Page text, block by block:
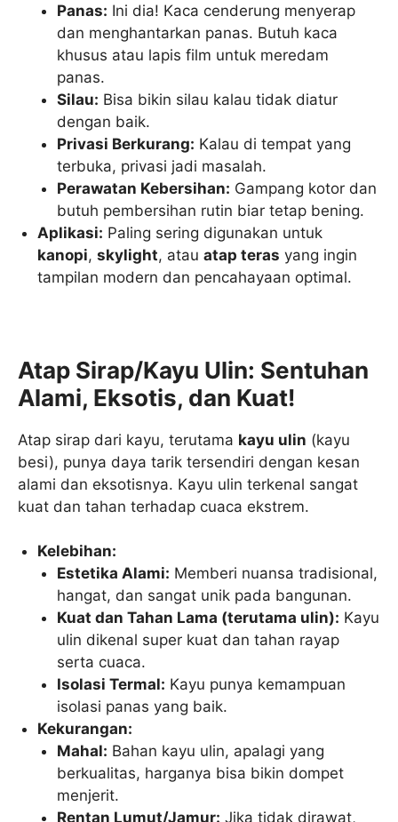
Panas: Ini dia! Kaca cenderung menyerap
dan menghantarkan panas. Butuh kaca
khusus atau lapis film untuk meredam
panas.
Silau: Bisa bikin silau kalau tidak diatur
dengan baik.
Privasi Berkurang: Kalau di tempat yang
terbuka, privasi jadi masalah.
Perawatan Kebersihan: Gampang kotor dan
butuh pembersihan rutin biar tetap bening.
Aplikasi: Paling sering digunakan untuk
kanopi,skylight, atauatap teras yang ingin
tampilan modern dan pencahayaan optimal.
Atap Sirap/Kayu Ulin: Sentuhan
Alami, Eksotis, dan Kuat!
Atap sirap dari kayu, terutama kayu ulin (kayu
besi), punya daya tarik tersendiri dengan kesan
alami dan eksotisnya. Kayu ulin terkenal sangat
kuat dan tahan terhadap cuaca ekstrem.
Kelebihan:
Estetika Alami: Memberi nuansa tradisional,
hangat, dan sangat unik pada bangunan.
Kuat dan Tahan Lama (terutama ulin): Kayu
ulin dikenal super kuat dan tahan rayap
serta cuaca.
Isolasi Termal: Kayu punya kemampuan
isolasi panas yang baik.
Kekurangan:
Mahal: Bahan kayu ulin, apalagi yang
berkualitas, harganya bisa bikin dompet
menjerit.
Rentan Lumut/Jamur: Jika tidak dirawat,